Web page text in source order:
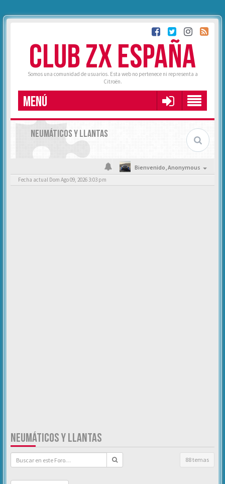
CLUB ZX ESPAÑA
Somos una comunidad de usuarios. Esta web no pertenece ni representa a
Citroën.
MENÚ
NEUMÁTICOS Y LLANTAS
Bienvenido,Anonymous
Fecha actual Dom Ago 09, 2026 3:03 pm
NEUMÁTICOS Y LLANTAS
88 temas